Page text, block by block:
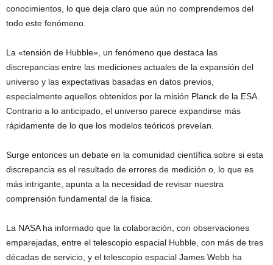
conocimientos, lo que deja claro que aún no comprendemos del
todo este fenómeno.
La «tensión de Hubble», un fenómeno que destaca las
discrepancias entre las mediciones actuales de la expansión del
universo y las expectativas basadas en datos previos,
especialmente aquellos obtenidos por la misión Planck de la ESA.
Contrario a lo anticipado, el universo parece expandirse más
rápidamente de lo que los modelos teóricos preveían.
Surge entonces un debate en la comunidad científica sobre si esta
discrepancia es el resultado de errores de medición o, lo que es
más intrigante, apunta a la necesidad de revisar nuestra
comprensión fundamental de la física.
La NASA ha informado que la colaboración, con observaciones
emparejadas, entre el telescopio espacial Hubble, con más de tres
décadas de servicio, y el telescopio espacial James Webb ha